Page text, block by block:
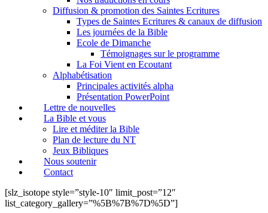
Diffusion & promotion des Saintes Ecritures
Types de Saintes Ecritures & canaux de diffusion
Les journées de la Bible
Ecole de Dimanche
Témoignages sur le programme
La Foi Vient en Ecoutant
Alphabétisation
Principales activités alpha
Présentation PowerPoint
Lettre de nouvelles
La Bible et vous
Lire et méditer la Bible
Plan de lecture du NT
Jeux Bibliques
Nous soutenir
Contact
[slz_isotope style=”style-10″ limit_post=”12″
list_category_gallery=”%5B%7B%7D%5D”]